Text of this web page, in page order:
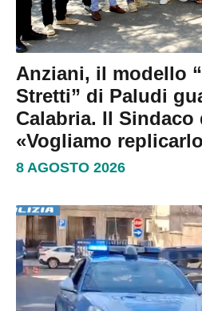
Anziani, il modello
Stretti” di Paludi
Calabria. Il Sindaco
«Vogliamo
8 AGOSTO 2026